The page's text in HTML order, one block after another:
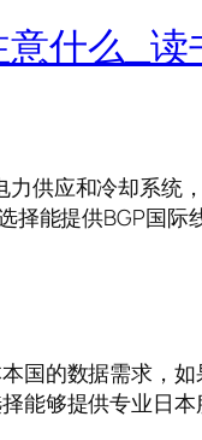
什么_读
力供应和冷却系统
能提供BGP国际
国的数据需求，
能够提供专业日